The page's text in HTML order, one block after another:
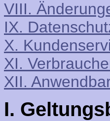
VIII.
IX.
X.
XI.
XII.
I.